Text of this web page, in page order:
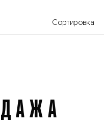
Сортировка